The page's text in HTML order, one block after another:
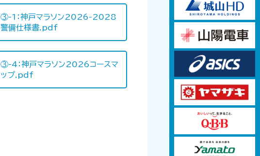
③-1：神戸マラソン2026-2028
警備仕様書.pdf
③-4：神戸マラソン2026コースマ
ップ.pdf